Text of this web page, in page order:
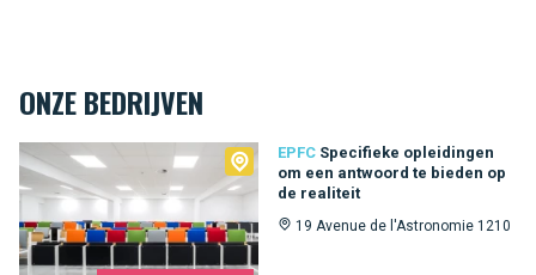
ONZE BEDRIJVEN
EPFC Specifieke opleidingen
om een ​​antwoord te bieden op
de realiteit
19 Avenue de l'Astronomie 1210
EPFC